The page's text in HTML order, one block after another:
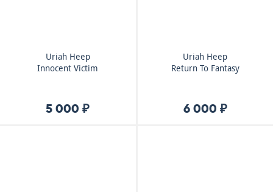
Uriah Heep
Innocent Victim
5 000 ₽
Uriah Heep
Return To Fantasy
6 000 ₽